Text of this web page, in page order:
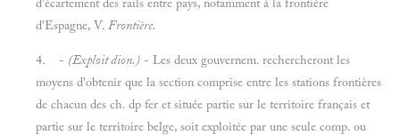
d'Espagne, V. Frontière.
4. - (Exploit dion.) - Les deux gouvernem. rechercheront les
moyens d'obtenir que la section comprise entre les stations frontières
de chacun des ch. dp fer et située partie sur le territoire français et
partie sur le territoire belge, soit exploitée par une seule comp. ou